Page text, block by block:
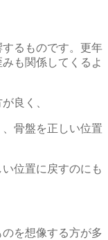
るものです。更年
も関係してくるよ
良く、
骨盤を正しい位置
位置に戻すのにも
を想像する方が多